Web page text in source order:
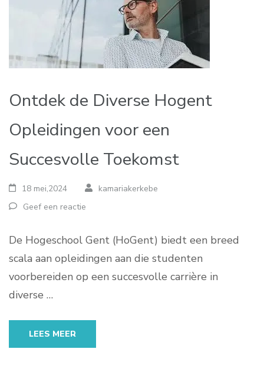
Ontdek de Diverse Hogent
Opleidingen voor een
Succesvolle Toekomst
18 mei,2024
kamariakerkebe
Geef een reactie
De Hogeschool Gent (HoGent) biedt een breed
scala aan opleidingen aan die studenten
voorbereiden op een succesvolle carrière in
diverse …
LEES MEER